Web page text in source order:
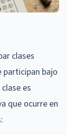
clases
participan bajo
es
que ocurre en